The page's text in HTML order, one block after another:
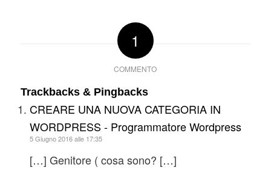
1
COMMENTO
Trackbacks & Pingbacks
CREARE UNA NUOVA CATEGORIA IN
WORDPRESS - Programmatore Wordpress
5 Giugno 2016 alle 17:35
[…] Genitore ( cosa sono? […]